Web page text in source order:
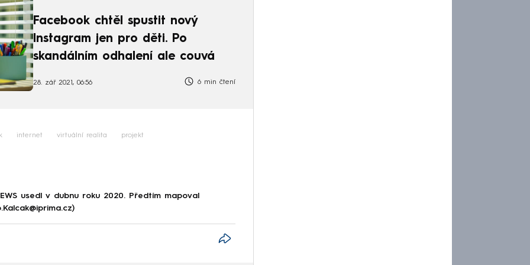
Facebook chtěl spustit nový
Instagram jen pro děti. Po
skandálním odhalení ale couvá
28. zář 2021, 06:56 6 min čtení
internet virtuální realita projekt
usedl v dubnu roku 2020. Předtím mapoval